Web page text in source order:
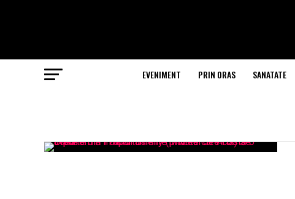
EVENIMENT PRIN ORAS SANATATE